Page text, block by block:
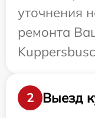
уточнения
ремонта
2
Выезд